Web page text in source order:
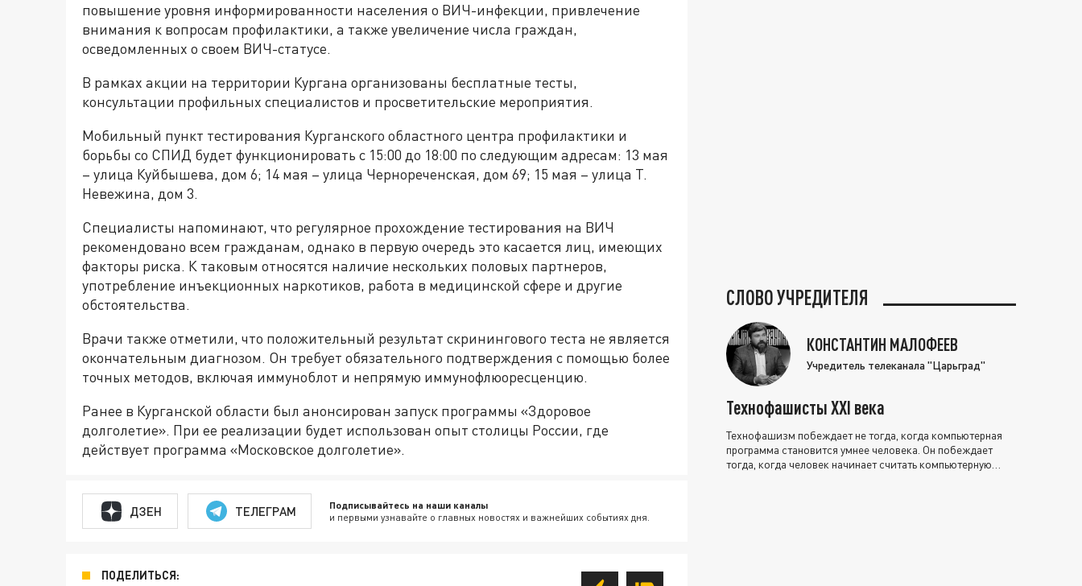
повышение уровня информированности населения о ВИЧ-инфекции, привлечение
внимания к вопросам профилактики, а также увеличение числа граждан,
осведомленных о своем ВИЧ-статусе.
В рамках акции на территории Кургана организованы бесплатные тесты,
консультации профильных специалистов и просветительские мероприятия.
Мобильный пункт тестирования Курганского областного центра профилактики и
борьбы со СПИД будет функционировать с 15:00 до 18:00 по следующим адресам: 13 мая
– улица Куйбышева, дом 6; 14 мая – улица Чернореченская, дом 69; 15 мая – улица Т.
Невежина, дом 3.
Специалисты напоминают, что регулярное прохождение тестирования на ВИЧ
рекомендовано всем гражданам, однако в первую очередь это касается лиц, имеющих
факторы риска. К таковым относятся наличие нескольких половых партнеров,
употребление инъекционных наркотиков, работа в медицинской сфере и другие
обстоятельства.
Врачи также отметили, что положительный результат скринингового теста не является
окончательным диагнозом. Он требует обязательного подтверждения с помощью более
точных методов, включая иммуноблот и непрямую иммунофлюоресценцию.
Ранее в Курганской области был анонсирован запуск программы «Здоровое
долголетие». При ее реализации будет использован опыт столицы России, где
действует программа «Московское долголетие».
ДЗЕН ТЕЛЕГРАМ Подписывайтесь на наши каналы
и первыми узнавайте о главных новостях и важнейших событиях дня.
ПОДЕЛИТЬСЯ:
СЛОВО УЧРЕДИТЕЛЯ
КОНСТАНТИН МАЛОФЕЕВ
Учредитель телеканала "Царьград"
Технофашисты XXI века
Технофашизм побеждает не тогда, когда компьютерная
программа становится умнее человека. Он побеждает
тогда, когда человек начинает считать компьютерную